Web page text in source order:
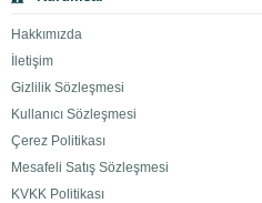
Hakkımızda
İletişim
Gizlilik Sözleşmesi
Kullanıcı Sözleşmesi
Çerez Politikası
Mesafeli Satış Sözleşmesi
KVKK Politikası